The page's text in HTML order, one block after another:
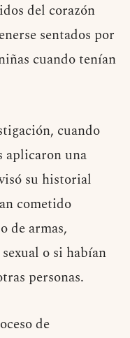
del corazón
sentados por
cuando tenían
cuando
aplicaron una
su historial
cometido
de armas,
o si habían
personas.
de